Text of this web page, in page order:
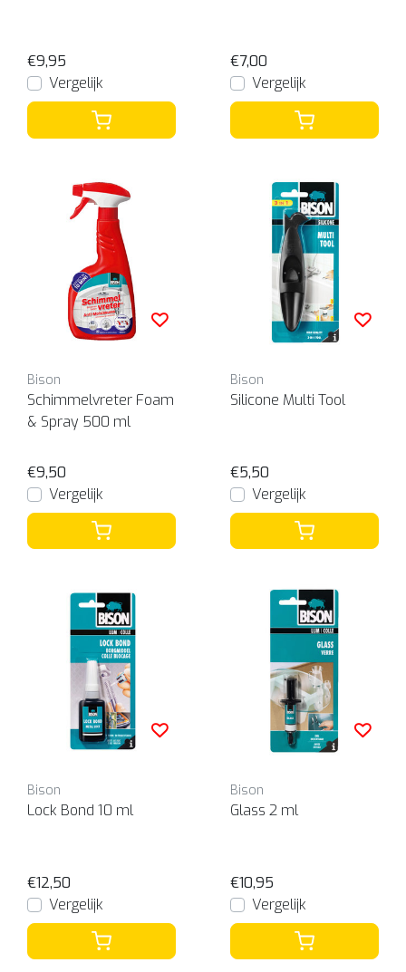
€9,95
Vergelijk
€7,00
Vergelijk
Bison
Schimmelvreter Foam
& Spray 500 ml
€9,50
Vergelijk
Bison
Silicone Multi Tool
€5,50
Vergelijk
Bison
Lock Bond 10 ml
€12,50
Vergelijk
Bison
Glass 2 ml
€10,95
Vergelijk